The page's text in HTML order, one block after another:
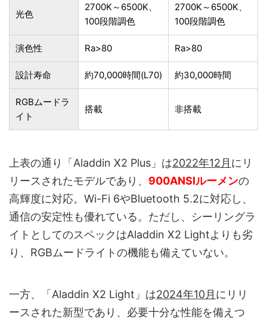
光色
2700K～6500K、
100段階調色
2700K～6500K、
100段階調色
演色性 Ra>80 Ra>80
設計寿命 約70,000時間(L70) 約30,000時間
RGBムードラ
イト
搭載 非搭載
上表の通り「Aladdin X2 Plus」は2022年12月 にリ
リースされたモデルであり、 900ANSIルーメンの
高輝度に対応。Wi-Fi 6やBluetooth 5.2に対応し、
通信の安定性も優れている。ただし、シーリングラ
イトとしてのスペックはAladdin X2 Lightよりも劣
り、RGBムードライトの機能も備えていない。
一方、「Aladdin X2 Light」は2024年10月 にリリ
ースされた新型であり、必要十分な性能を備えつ